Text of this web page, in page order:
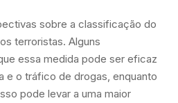
sobre a classificação do
terroristas. Alguns
essa medida pode ser eficaz
e o tráfico de drogas, enquanto
pode levar a uma maior